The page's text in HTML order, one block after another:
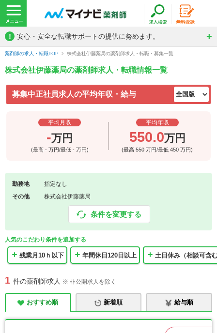
! 安心・安全な転職サポートの提供に努めます。
薬剤師の求人・転職TOP 株式会社伊藤薬局の薬剤師求人・転職・募集一覧
株式会社伊藤薬局の薬剤師求人・転職情報一覧
募集中正社員求人の平均年収・給与
平均月収
-万円
(最高 - 万円/最低 - 万円)
平均年収
550.0万円
(最高550万円/最低450万円)
勤務地
指定なし
その他
株式会社伊藤薬局
条件を変更する
人気のこだわり条件を追加する
残業月10ｈ以下 年間休日120日以上 土日休み（相談可含
1 件の薬剤師求人 ※ 非公開求人を除く
おすすめ順 新着順 給与順